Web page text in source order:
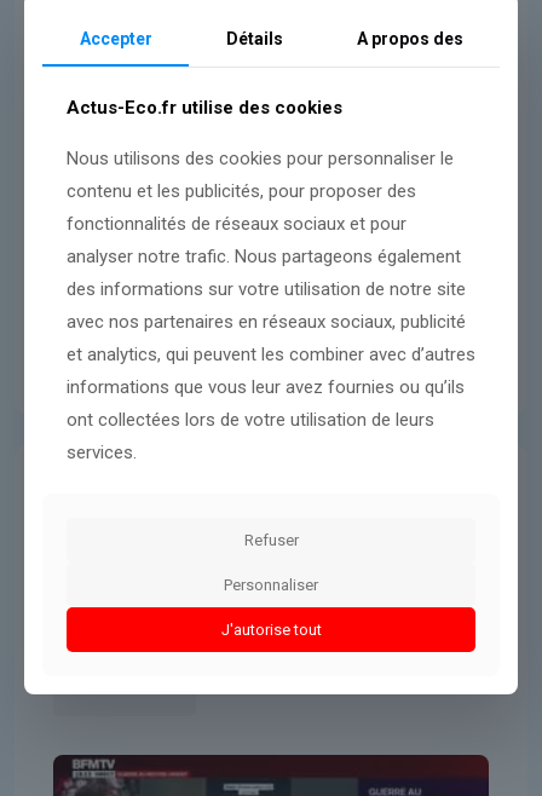
des milliers de touristes
attendent toujours un retour vers
la France
Accepter Détails A propos des
Actus-Eco.fr utilise des cookies
Nous utilisons des cookies pour personnaliser le
contenu et les publicités, pour proposer des
fonctionnalités de réseaux sociaux et pour
analyser notre trafic. Nous partageons également
des informations sur votre utilisation de notre site
avec nos partenaires en réseaux sociaux, publicité
et analytics, qui peuvent les combiner avec d’autres
informations que vous leur avez fournies ou qu’ils
ont collectées lors de votre utilisation de leurs
services.
Refuser
Personnaliser
J'autorise tout